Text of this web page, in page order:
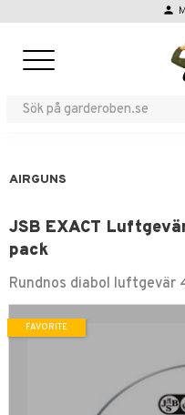
person
AIRGUNS
JSB EXACT
pack
Rundnos diabol luftgevär
FAVORITE